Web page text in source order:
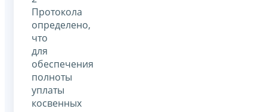
Протокола
определено,
что
для
обеспечения
полноты
уплаты
косвенных